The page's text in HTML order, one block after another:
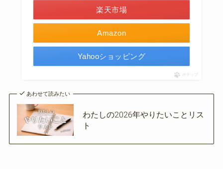
Amazon
楽天市場
Yahooショッピング
ポチップ
あわせて読みたい
わたしの2026年やりたいことリス
ト